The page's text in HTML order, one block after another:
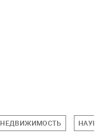
НЕДВИЖИМОСТЬ